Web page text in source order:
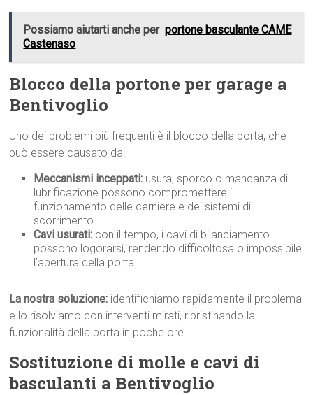
Possiamo aiutarti anche per portone basculante CAME
Castenaso
Blocco della portone per garage a
Bentivoglio
Uno dei problemi più frequenti è il blocco della porta, che
può essere causato da:
Meccanismi inceppati: usura, sporco o mancanza di
lubrificazione possono compromettere il
funzionamento delle cerniere e dei sistemi di
scorrimento.
Cavi usurati: con il tempo, i cavi di bilanciamento
possono logorarsi, rendendo difficoltosa o impossibile
l’apertura della porta.
La nostra soluzione: identifichiamo rapidamente il problema
e lo risolviamo con interventi mirati, ripristinando la
funzionalità della porta in poche ore.
Sostituzione di molle e cavi di
basculanti a Bentivoglio